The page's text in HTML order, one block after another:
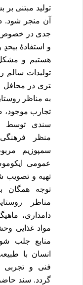
تولید مبتنی
آن منجر شود.
جدی در خصوص
و استفادۀ
هستیم و
تری در محافل
به مناظر
تجارب موجود،
سندی توسط
منظر
سمپوزیم
تهیه و تصویب
توجه همگان
مناظر
دامداری،
مواد غذایی
منابع جلب
انسان با
فنی و تجربی
گردد. سند